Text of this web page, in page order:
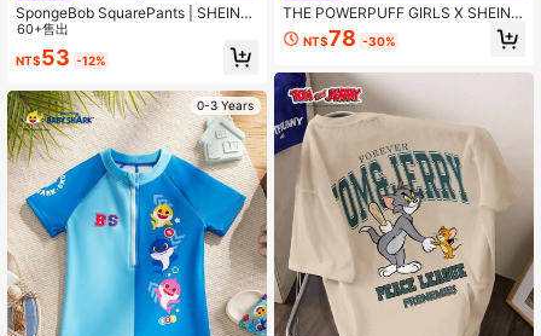
SpongeBob SquarePants | SHEIN
数据线保护套，兼容充电器，卡通图
案，3个充电器保护套（不含数据线）
60+售出
NT$53 -12%
0-3 Years
THE POWERPUFF GIRLS X SHEIN 1
件冷調棕色修容，自然妝效，適用於
臉部修容，柔和緞面光澤，持久持
NT$78 -30%